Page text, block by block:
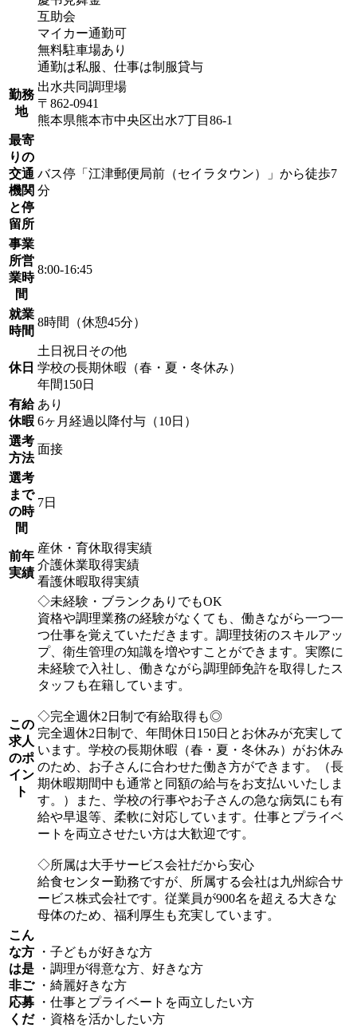
互助会
マイカー通勤可
無料駐車場あり
通勤は私服、仕事は制服貸与
勤務
地
出水共同調理場
〒862-0941
熊本県熊本市中央区出水7丁目86-1
最寄
りの
交通
機関
と停
留所
バス停「江津郵便局前（セイラタウン）」から徒歩7
分
事業
所営
業時
間
8:00-16:45
就業
時間
8時間（休憩45分）
休日
土日祝日その他
学校の長期休暇（春・夏・冬休み）
年間150日
有給
休暇
あり
6ヶ月経過以降付与（10日）
選考
方法
面接
選考
まで
の時
間
7日
前年
実績
産休・育休取得実績
介護休業取得実績
看護休暇取得実績
この
求人
のポ
イン
ト
◇未経験・ブランクありでもOK
資格や調理業務の経験がなくても、働きながら一つ一
つ仕事を覚えていただきます。調理技術のスキルアッ
プ、衛生管理の知識を増やすことができます。実際に
未経験で入社し、働きながら調理師免許を取得したス
タッフも在籍しています。
◇完全週休2日制で有給取得も◎
完全週休2日制で、年間休日150日とお休みが充実して
います。学校の長期休暇（春・夏・冬休み）がお休み
のため、お子さんに合わせた働き方ができます。（長
期休暇期間中も通常と同額の給与をお支払いいたしま
す。）また、学校の行事やお子さんの急な病気にも有
給や早退等、柔軟に対応しています。仕事とプライベ
ートを両立させたい方は大歓迎です。
◇所属は大手サービス会社だから安心
給食センター勤務ですが、所属する会社は九州綜合サ
ービス株式会社です。従業員が900名を超える大きな
母体のため、福利厚生も充実しています。
こん
な方
は是
非ご
応募
くだ
・子どもが好きな方
・調理が得意な方、好きな方
・綺麗好きな方
・仕事とプライベートを両立したい方
・資格を活かしたい方